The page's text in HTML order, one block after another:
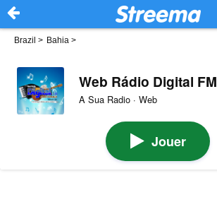
Brazil > Bahia >
Web Rádio Digital FM
A Sua Radio · Web
Jouer